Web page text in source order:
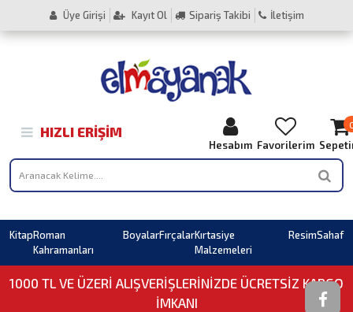
Üye Girişi Kayıt Ol Sipariş Takibi İletişim
HIZLI ERIŞIM
Hesabım Favorilerim
KitapRoman
Kahramanları
BoyalarFırçalarKırtasiye
Malzemeleri
ResimSahaf
1000 TL VE ÜZERI ALIŞVERIŞLERINIZDE ÜCRETSİZ KARGO
İMKANI